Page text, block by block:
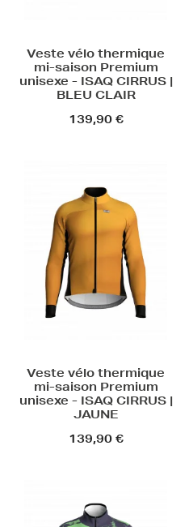
Veste vélo thermique
mi-saison Premium
unisexe - ISAQ CIRRUS |
BLEU CLAIR
139,90 €
Veste vélo thermique
mi-saison Premium
unisexe - ISAQ CIRRUS |
JAUNE
139,90 €